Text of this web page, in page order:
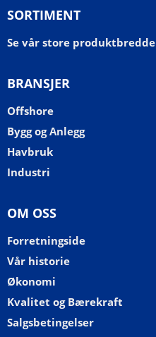
SORTIMENT
Se vår store produktbredde
BRANSJER
Offshore
Bygg og Anlegg
Havbruk
Industri
OM OSS
Forretningside
Vår historie
Økonomi
Kvalitet og Bærekraft
Salgsbetingelser